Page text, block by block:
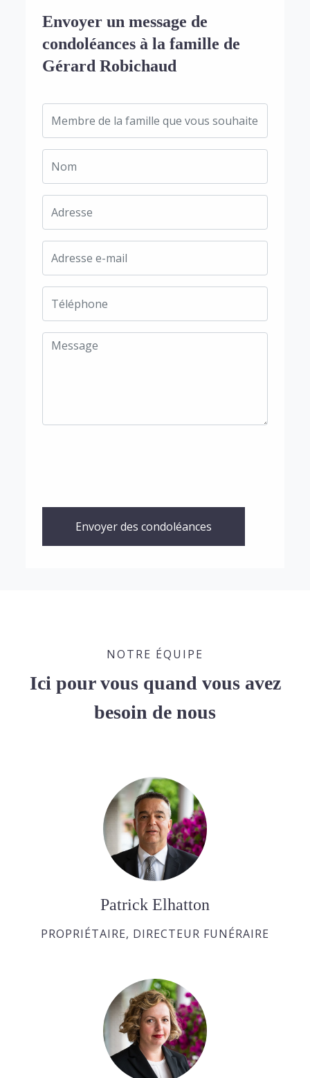
Envoyer un message de
condoléances à la famille de
Gérard Robichaud
Envoyer des condoléances
NOTRE ÉQUIPE
Ici pour vous quand vous avez
besoin de nous
Patrick Elhatton
PROPRIÉTAIRE, DIRECTEUR FUNÉRAIRE